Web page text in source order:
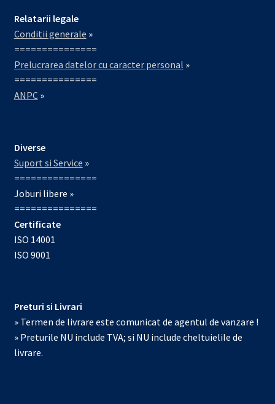
Relatarii legale
Conditii generale »
===============
Prelucrarea datelor cu caracter personal »
===============
ANPC»
Diverse
Suport si Service »
===============
Joburi libere »
===============
Certificate
ISO 14001
ISO 9001
Preturi si Livrari
» Termen de livrare este comunicat de agentul de vanzare !
» Preturile NU include TVA; si NU include cheltuielile de
livrare.